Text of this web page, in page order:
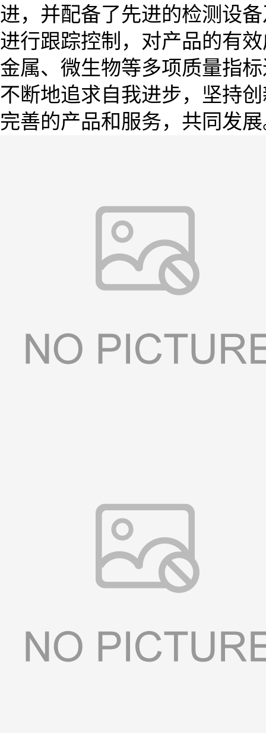
进，并配备了先进的检测设
进行跟踪控制，对产品的有
金属、微生物等多项质量指
不断地追求自我进步，坚持
完善的产品和服务， 共同发